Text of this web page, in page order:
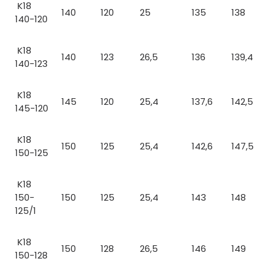
K18
140-120
140 120 25 135 138
K18
140-123
140 123 26,5 136 139,4
K18
145-120
145 120 25,4 137,6 142,5
K18
150-125
150 125 25,4 142,6 147,5
K18
150-
125/1
150 125 25,4 143 148
K18
150-128
150 128 26,5 146 149